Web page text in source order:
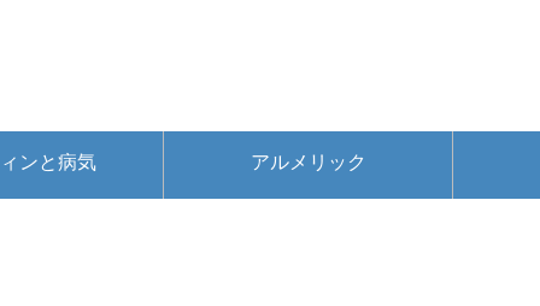
ンと病気 アルメリック